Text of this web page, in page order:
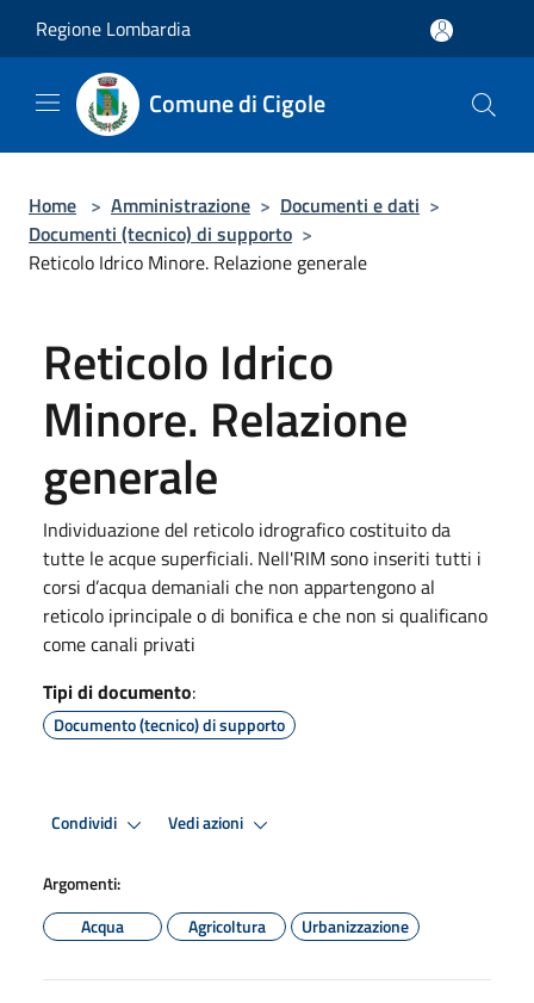
Regione Lombardia
Comune di Cigole
Home > Amministrazione > Documenti e dati >
Documenti (tecnico) di supporto >
Reticolo Idrico Minore. Relazione generale
Reticolo Idrico
Minore. Relazione
generale
Individuazione del reticolo idrografico costituito da
tutte le acque superficiali. Nell'RIM sono inseriti tutti i
corsi d’acqua demaniali che non appartengono al
reticolo iprincipale o di bonifica e che non si qualificano
come canali privati
Tipi di documento:
Documento (tecnico) di supporto
Condividi Vedi azioni
Argomenti:
Acqua
Agricoltura Urbanizzazione